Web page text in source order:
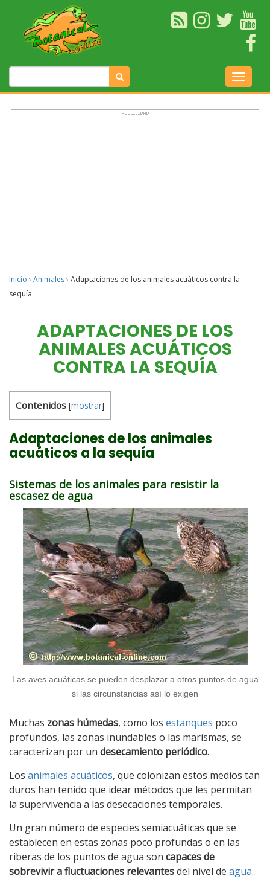
Inicio › Animales› Adaptaciones de los animales acuáticos contra la
sequía
ADAPTACIONES DE LOS
ANIMALES ACUÁTICOS
CONTRA LA SEQUÍA
Contenidos [mostrar]
Adaptaciones de los animales
acuáticos a la sequía
Sistemas de los animales para resistir la
escasez de agua
Las aves acuáticas se pueden desplazar a otros puntos de agua
si las circunstancias así lo exigen
Muchas zonas húmedas, como los estanques poco
profundos, las zonas inundables o las marismas, se
caracterizan por un desecamiento periódico.
Los animales acuáticos, que colonizan estos medios tan
duros han tenido que idear métodos que les permitan
la supervivencia a las desecaciones temporales.
Un gran número de especies semiacuáticas que se
establecen en estas zonas poco profundas o en las
riberas de los puntos de agua son capaces de
sobrevivir a fluctuaciones relevantesdel nivel de agua.